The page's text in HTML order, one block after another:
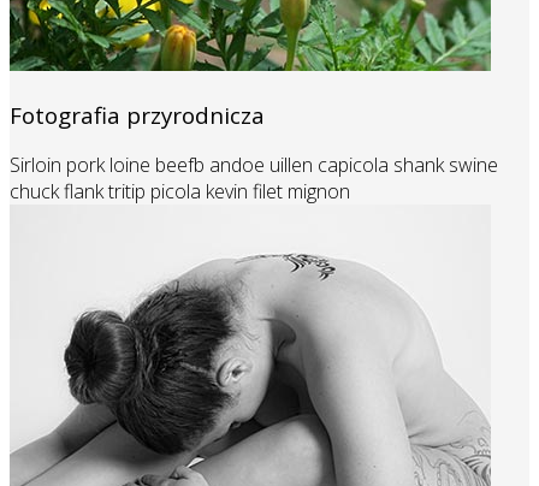
Fotografia przyrodnicza
Sirloin pork loine beefb andoe uillen capicola shank swine
chuck flank tritip picola kevin filet mignon